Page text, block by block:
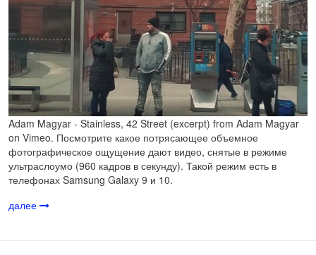
Adam Magyar - Stainless, 42 Street (excerpt) from Adam Magyar
on Vimeo. Посмотрите какое потрясающее объемное
фотографическое ощущение дают видео, снятые в режиме
ультраслоумо (960 кадров в секунду). Такой режим есть в
телефонах Samsung Galaxy 9 и 10.
далее